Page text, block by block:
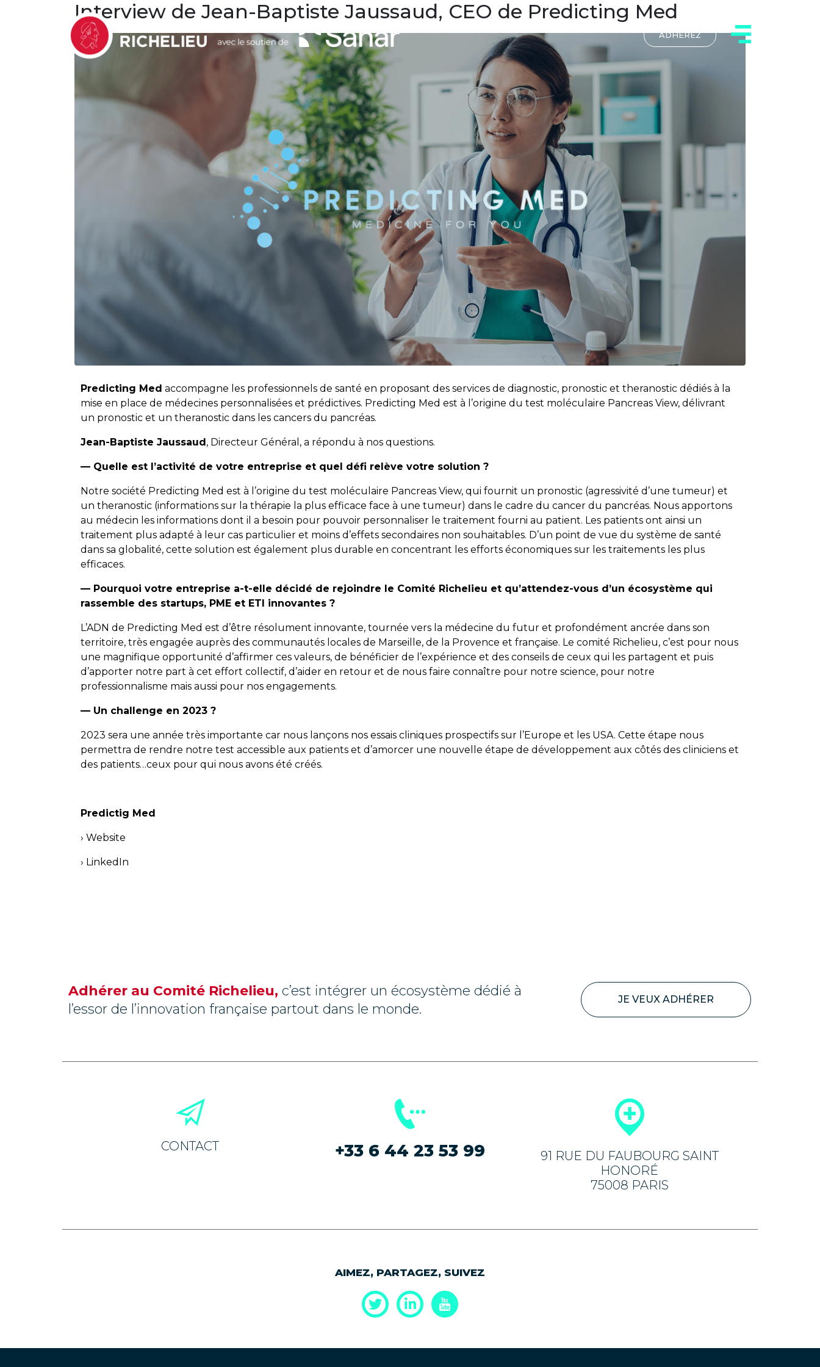
ADHÉREZ
Interview de Jean-Baptiste Jaussaud, CEO de Predicting Med
Predicting Med accompagne les professionnels de santé en proposant des services de diagnostic, pronostic et theranostic dédiés à la
mise en place de médecines personnalisées et prédictives. Predicting Med est à l’origine du test moléculaire Pancreas View, délivrant
un pronostic et un theranostic dans les cancers du pancréas.
Jean-Baptiste Jaussaud , Directeur Général, a répondu à nos questions.
— Quelle est l’activité de votre entreprise et quel défi relève votre solution ?
Notre société Predicting Med est à l’origine du test moléculaire Pancreas View, qui fournit un pronostic (agressivité d’une tumeur) et
un theranostic (informations sur la thérapie la plus efficace face à une tumeur) dans le cadre du cancer du pancréas. Nous apportons
au médecin les informations dont il a besoin pour pouvoir personnaliser le traitement fourni au patient. Les patients ont ainsi un
traitement plus adapté à leur cas particulier et moins d’effets secondaires non souhaitables. D’un point de vue du système de santé
dans sa globalité, cette solution est également plus durable en concentrant les efforts économiques sur les traitements les plus
efficaces.
— Pourquoi votre entreprise a-t-elle décidé de rejoindre le Comité Richelieu et qu’attendez-vous d’un écosystème qui
rassemble des startups, PME et ETI innovantes ?
L’ADN de Predicting Med est d’être résolument innovante, tournée vers la médecine du futur et profondément ancrée dans son
territoire, très engagée auprès des communautés locales de Marseille, de la Provence et française. Le comité Richelieu, c’est pour nous
une magnifique opportunité d’affirmer ces valeurs, de bénéficier de l’expérience et des conseils de ceux qui les partagent et puis
d’apporter notre part à cet effort collectif, d’aider en retour et de nous faire connaître pour notre science, pour notre
professionnalisme mais aussi pour nos engagements.
— Un challenge en 2023 ?
2023 sera une année très importante car nous lançons nos essais cliniques prospectifs sur l’Europe et les USA. Cette étape nous
permettra de rendre notre test accessible aux patients et d’amorcer une nouvelle étape de développement aux côtés des cliniciens et
des patients…ceux pour qui nous avons été créés.
Predictig Med
› Website
› LinkedIn
Adhérer au Comité Richelieu, c’est intégrer un écosystème dédié à
l’essor de l’innovation française partout dans le monde.
JE VEUX ADHÉRER
CONTACT +33 6 44 23 53 99
91 RUE DU FAUBOURG SAINT
HONORÉ
75008 PARIS
AIMEZ, PARTAGEZ, SUIVEZ